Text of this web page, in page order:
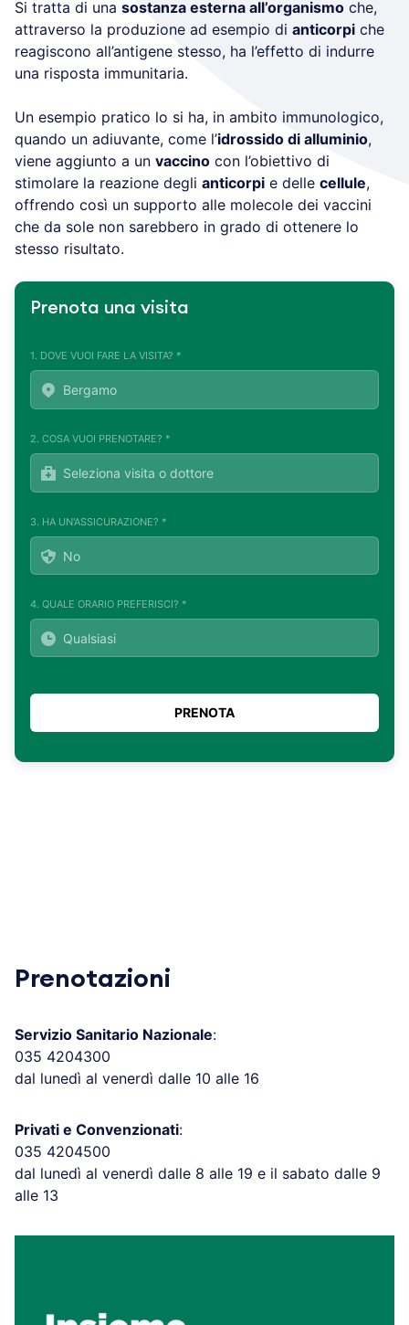
Si tratta di una sostanza esterna all’organismo che,
attraverso la produzione ad esempio di anticorpi che
reagiscono all’antigene stesso, ha l’effetto di indurre
una risposta immunitaria.
Un esempio pratico lo si ha, in ambito immunologico,
quando un adiuvante, come l’idrossido di alluminio,
viene aggiunto a un vaccino con l’obiettivo di
stimolare la reazione degli anticorpi e delle cellule,
offrendo così un supporto alle molecole dei vaccini
che da sole non sarebbero in grado di ottenere lo
stesso risultato.
Prenota una visita
1. DOVE VUOI FARE LA VISITA? *
2. COSA VUOI PRENOTARE? *
3. HA UN'ASSICURAZIONE? *
4. QUALE ORARIO PREFERISCI? *
Prenotazioni
Servizio Sanitario Nazionale:
035 4204300
dal lunedì al venerdì dalle 10 alle 16
Privati e Convenzionati:
035 4204500
dal lunedì al venerdì dalle 8 alle 19 e il sabato dalle 9
alle 13